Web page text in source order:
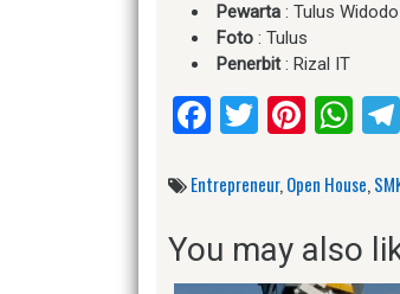
Pewarta : Tulus Widodo
Foto : Tulus
Penerbit: Rizal IT
Facebook
Twitter
Entrepreneur,Open House,
You may also